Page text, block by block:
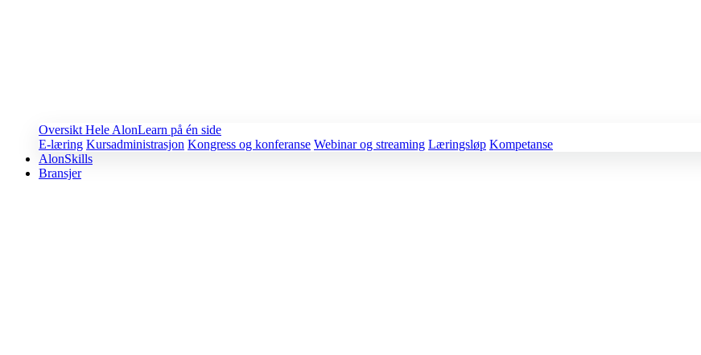
Oversikt Hele AlonLearn på én side
E-læring Kursadministrasjon Kongress og konferanse Webinar og streaming Læringsløp Kompetanse
AlonSkills
Bransjer